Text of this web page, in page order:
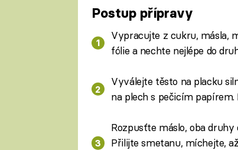
Postup přípravy
Vypracujte z cukru, másla,
fólie a nechte nejlépe do
Vyválejte těsto na placku
na plech s pečicím papírem.
Rozpusťte máslo, oba
Přilijte smetanu, míchejte,